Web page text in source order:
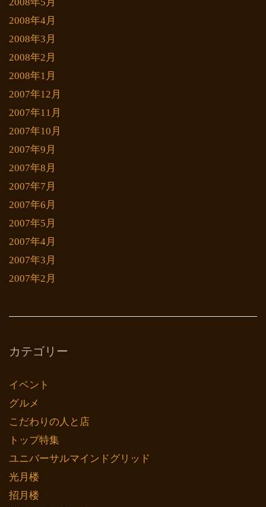
2008年4月
2008年3月
2008年2月
2008年1月
2007年12月
2007年11月
2007年10月
2007年9月
2007年8月
2007年7月
2007年6月
2007年5月
2007年4月
2007年3月
2007年2月
カテゴリー
イベント
グルメ
こだわりの人と店
トップ特集
ユニバーサルマインドグリッド
光月楼
招月楼